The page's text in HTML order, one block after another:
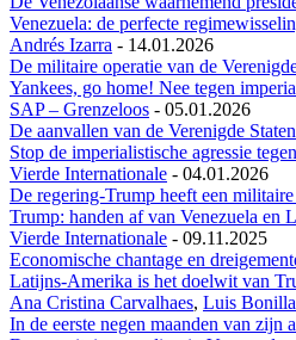
Venezuela: de perfecte
Andrés Izarra - 14.01.2026
De militaire operatie van de
Yankees, go home! Nee tegen
SAP – Grenzeloos - 05.01.2026
De aanvallen van de Verenigde
Stop de imperialistische agressie
Vierde Internationale - 04.01.2026
De regering-Trump heeft een
Trump: handen af van Venezuela en
Vierde Internationale - 09.11.2025
Economische chantage en
Latijns-Amerika is het doelwit van
Ana Cristina Carvalhaes, Luis
In de eerste negen maanden van